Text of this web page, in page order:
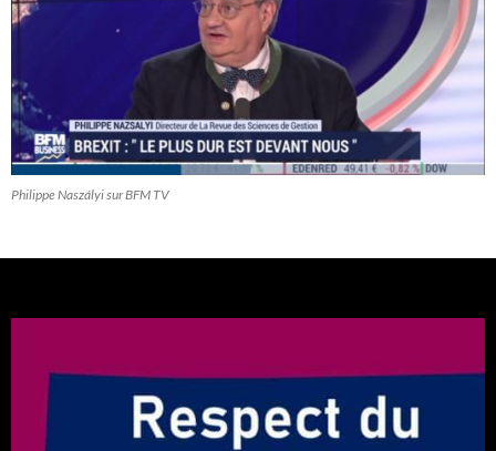
Philippe Naszályi sur BFM TV